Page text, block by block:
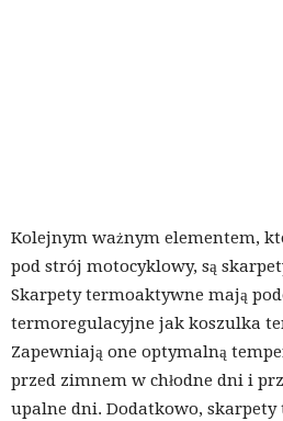
Kolejnym ważnym elementem,
pod strój motocyklowy, są
Skarpety termoaktywne mają
termoregulacyjne jak koszulka
Zapewniają one optymalną
przed zimnem w chłodne dni i
upalne dni. Dodatkowo,